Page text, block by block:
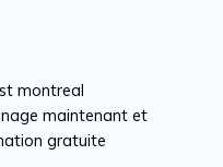
montreal
maintenant et
gratuite